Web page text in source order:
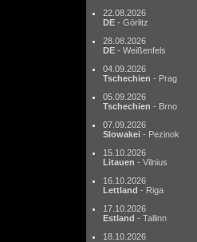
22.08.2026
DE - Görlitz
28.08.2026
DE - Weißenfels
04.09.2026
Tschechien - Prag
05.09.2026
Tschechien - Brno
07.09.2026
Slowakei - Pezinok
15.10.2026
Litauen - Vilnius
16.10.2026
Lettland - Riga
17.10.2026
Estland - Tallinn
18.10.2026